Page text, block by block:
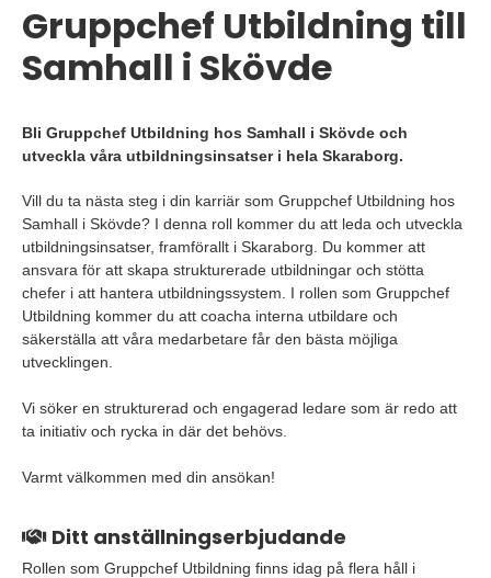
Gruppchef Utbildning till
Samhall i Skövde
Bli Gruppchef Utbildning hos Samhall i Skövde och
utveckla våra utbildningsinsatser i hela Skaraborg.
Vill du ta nästa steg i din karriär som Gruppchef Utbildning hos
Samhall i Skövde? I denna roll kommer du att leda och utveckla
utbildningsinsatser, framförallt i Skaraborg. Du kommer att
ansvara för att skapa strukturerade utbildningar och stötta
chefer i att hantera utbildningssystem. I rollen som Gruppchef
Utbildning kommer du att coacha interna utbildare och
säkerställa att våra medarbetare får den bästa möjliga
utvecklingen.
Vi söker en strukturerad och engagerad ledare som är redo att
ta initiativ och rycka in där det behövs.
Varmt välkommen med din ansökan!
Ditt anställningserbjudande
Rollen som Gruppchef Utbildning finns idag på flera håll i